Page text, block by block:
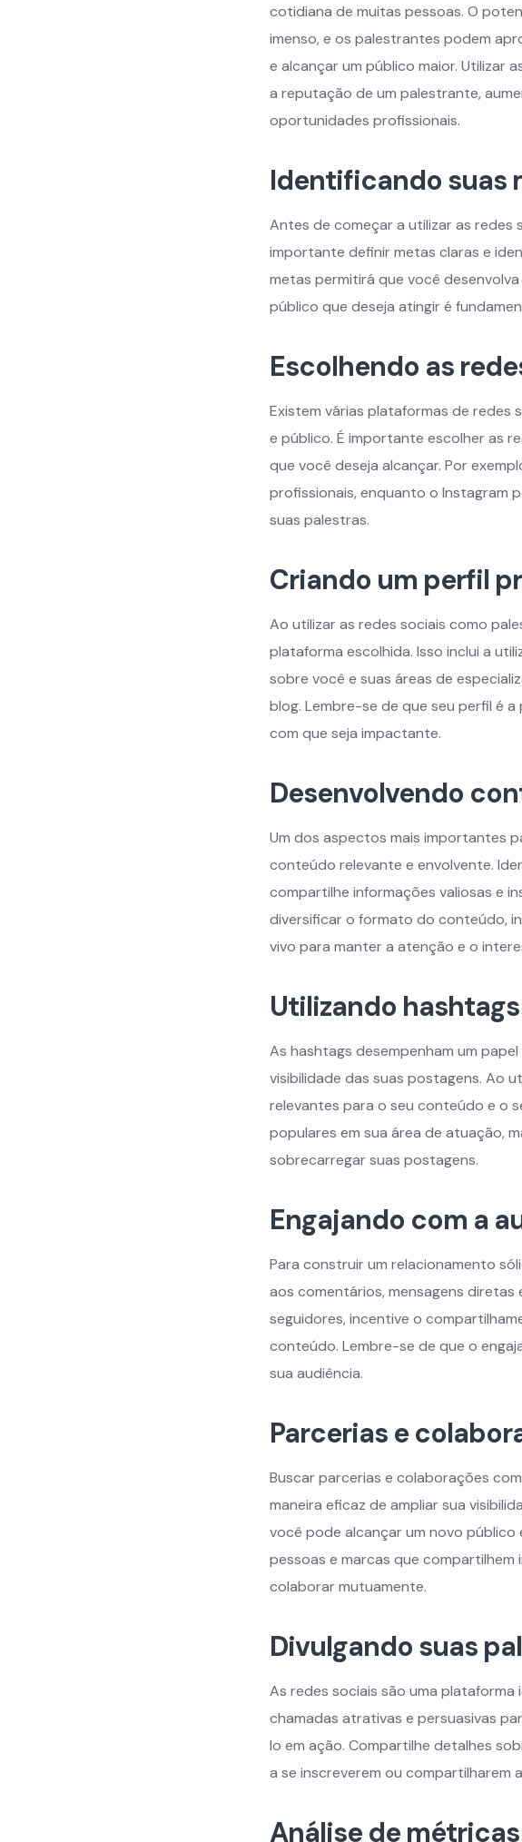
cotidiana de muitas pessoas. O
imenso, e os palestrantes podem
e alcançar um público maior. Utilizar
a reputação de um palestrante,
oportunidades profissionais.
Identificando suas
Antes de começar a utilizar as
importante definir metas claras e
metas permitirá que você
público que deseja atingir é
Escolhendo as
Existem várias plataformas de redes
e público. É importante escolher as
que você deseja alcançar. Por
profissionais, enquanto o Instagram
suas palestras.
Criando um perfil
Ao utilizar as redes sociais como
plataforma escolhida. Isso inclui a
sobre você e suas áreas de
blog. Lembre-se de que seu perfil é
com que seja impactante.
Desenvolvendo
Um dos aspectos mais importantes
conteúdo relevante e envolvente.
compartilhe informações valiosas e
diversificar o formato do conteúdo,
vivo para manter a atenção e o
Utilizando
As hashtags desempenham um
visibilidade das suas postagens. Ao
relevantes para o seu conteúdo e o
populares em sua área de atuação,
sobrecarregar suas postagens.
Engajando com a
Para construir um relacionamento
aos comentários, mensagens
seguidores, incentive o
conteúdo. Lembre-se de que o
sua audiência.
Parcerias e
Buscar parcerias e colaborações
maneira eficaz de ampliar sua
você pode alcançar um novo
pessoas e marcas que
colaborar mutuamente.
Divulgando suas
As redes sociais são uma
chamadas atrativas e persuasivas
lo em ação. Compartilhe detalhes
a se inscreverem ou compartilharem
Análise de